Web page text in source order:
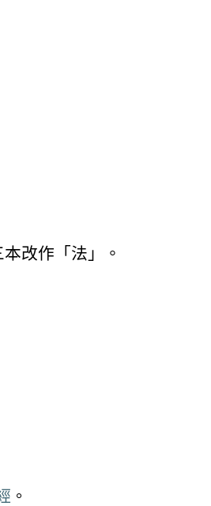
改作「法」。
。